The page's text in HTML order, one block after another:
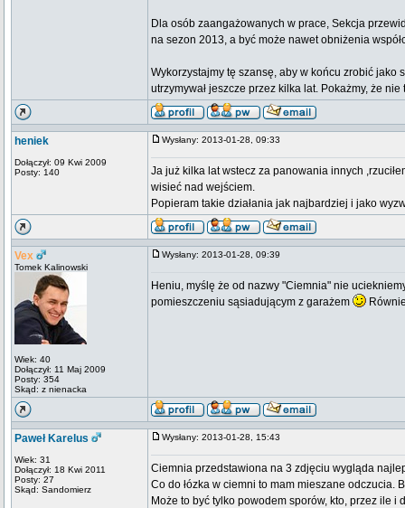
Dla osób zaangażowanych w prace, Sekcja
na sezon 2013, a być może nawet obniżenia
Wykorzystajmy tę szansę, aby w końcu zrobić
utrzymywał jeszcze przez kilka lat. Pokażmy, że
heniek
Dołączył: 09 Kwi 2009
Posty: 140
Wysłany: 2013-01-28, 09:33
Ja już kilka lat wstecz za panowania innych
wisieć nad wejściem.
Popieram takie działania jak najbardziej i jako
Vex
Tomek Kalinowski
Wiek: 40
Dołączył: 11 Maj 2009
Posty: 354
Skąd: z nienacka
Wysłany: 2013-01-28, 09:39
Heniu, myślę że od nazwy "Ciemnia" nie
pomieszczeniu sąsiadującym z garażem
Paweł Karelus
Wiek: 31
Dołączył: 18 Kwi 2011
Posty: 27
Skąd: Sandomierz
Wysłany: 2013-01-28, 15:43
Ciemnia przedstawiona na 3 zdjęciu wygląda
Co do łózka w ciemni to mam mieszane odczucia.
Może to być tylko powodem sporów, kto, przez ile